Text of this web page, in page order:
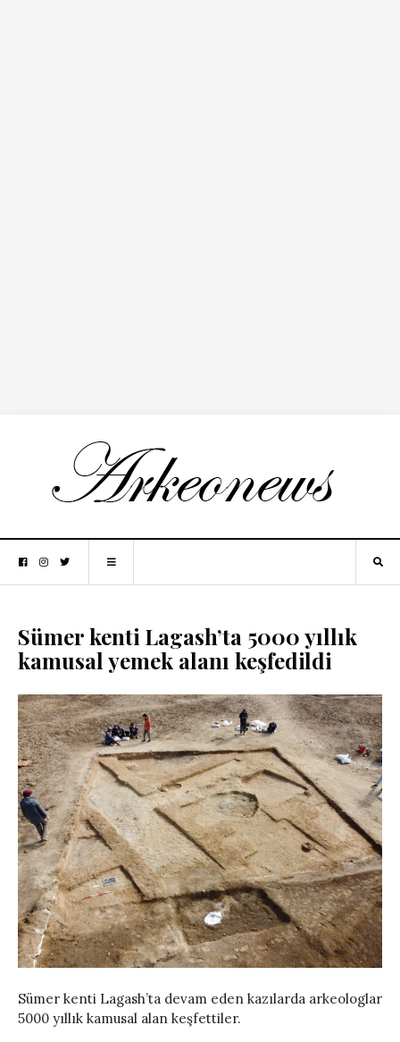
Sümer kenti Lagash’ta 5000 yıllık
kamusal yemek alanı keşfedildi
Sümer kenti Lagash’ta devam eden kazılarda arkeologlar
5000 yıllık kamusal alan keşfettiler.